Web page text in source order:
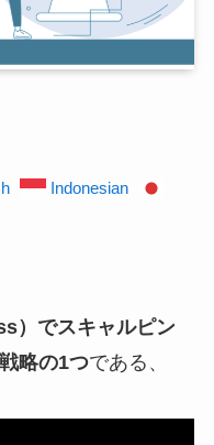
Indonesian
）でスキャルピン
略の1つである、